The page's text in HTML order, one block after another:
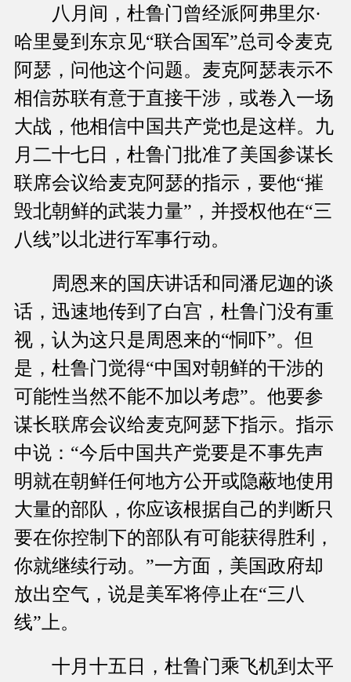
八月间，杜鲁门曾经派阿弗里尔·
哈里曼到东京见“联合国军”总司令麦克
阿瑟，问他这个问题。麦克阿瑟表示不
相信苏联有意于直接干涉，或卷入一场
大战，他相信中国共产党也是这样。九
月二十七日，杜鲁门批准了美国参谋长
联席会议给麦克阿瑟的指示，要他“摧
毁北朝鲜的武装力量”，并授权他在“三
八线”以北进行军事行动。
周恩来的国庆讲话和同潘尼迦的谈
话，迅速地传到了白宫，杜鲁门没有重
视，认为这只是周恩来的“恫吓”。但
是，杜鲁门觉得“中国对朝鲜的干涉的
可能性当然不能不加以考虑”。他要参
谋长联席会议给麦克阿瑟下指示。指示
中说：“今后中国共产党要是不事先声
明就在朝鲜任何地方公开或隐蔽地使用
大量的部队，你应该根据自己的判断只
要在你控制下的部队有可能获得胜利，
你就继续行动。”一方面，美国政府却
放出空气，说是美军将停止在“三八
线”上。
十月十五日，杜鲁门乘飞机到太平